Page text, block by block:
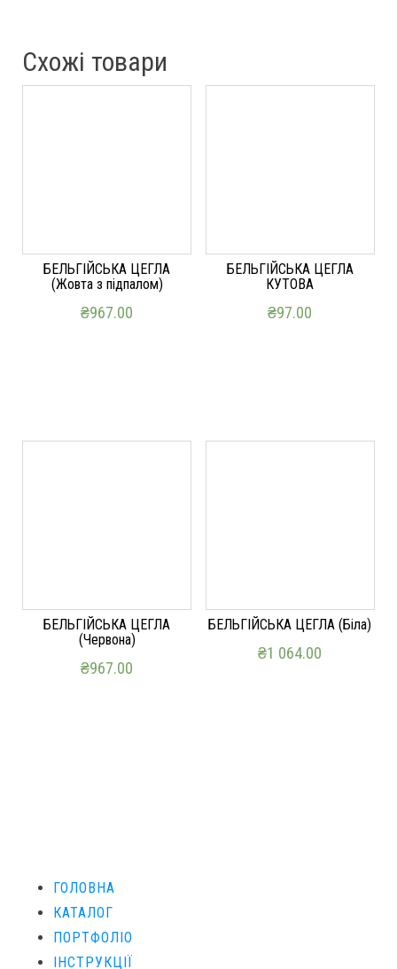
Схожі товари
БЕЛЬГІЙСЬКА ЦЕГЛА
(Жовта з підпалом)
₴967.00
БЕЛЬГІЙСЬКА ЦЕГЛА
КУТОВА
₴97.00
БЕЛЬГІЙСЬКА ЦЕГЛА
(Червона)
₴967.00
БЕЛЬГІЙСЬКА ЦЕГЛА (Біла)
₴1 064.00
ГОЛОВНА
КАТАЛОГ
ПОРТФОЛІО
ІНСТРУКЦІЇ